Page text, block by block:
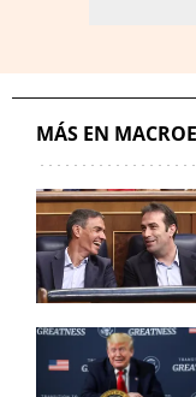
MÁS EN